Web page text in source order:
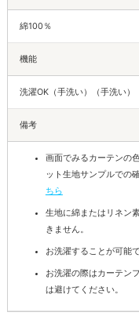
綿100％
機能
洗濯OK（手洗い）（手洗い）
備考
画面でみるカーテンの
ット生地サンプルでの
ちら
生地に綿またはリネン
きません。
お洗濯することが可能
お洗濯の際はカーテン
は避けてください。